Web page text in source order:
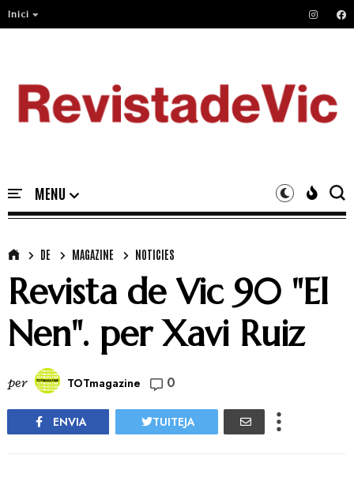
Inici
DE MAGAZINE NOTICIES
Revista de Vic 90 "El
Nen". per Xavi Ruiz
per TOTmagazine 0
ENVIA TUITEJA